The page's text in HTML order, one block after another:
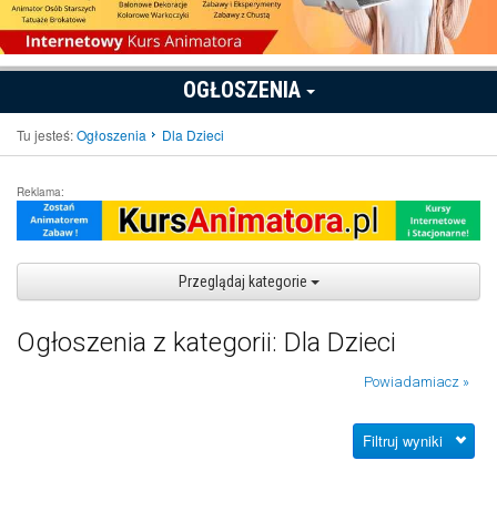
OGŁOSZENIA
Tu jesteś:Ogłoszenia Dla Dzieci
Reklama:
Przeglądaj kategorie
Ogłoszenia z kategorii: Dla Dzieci
Powiadamiacz »
Filtruj wyniki